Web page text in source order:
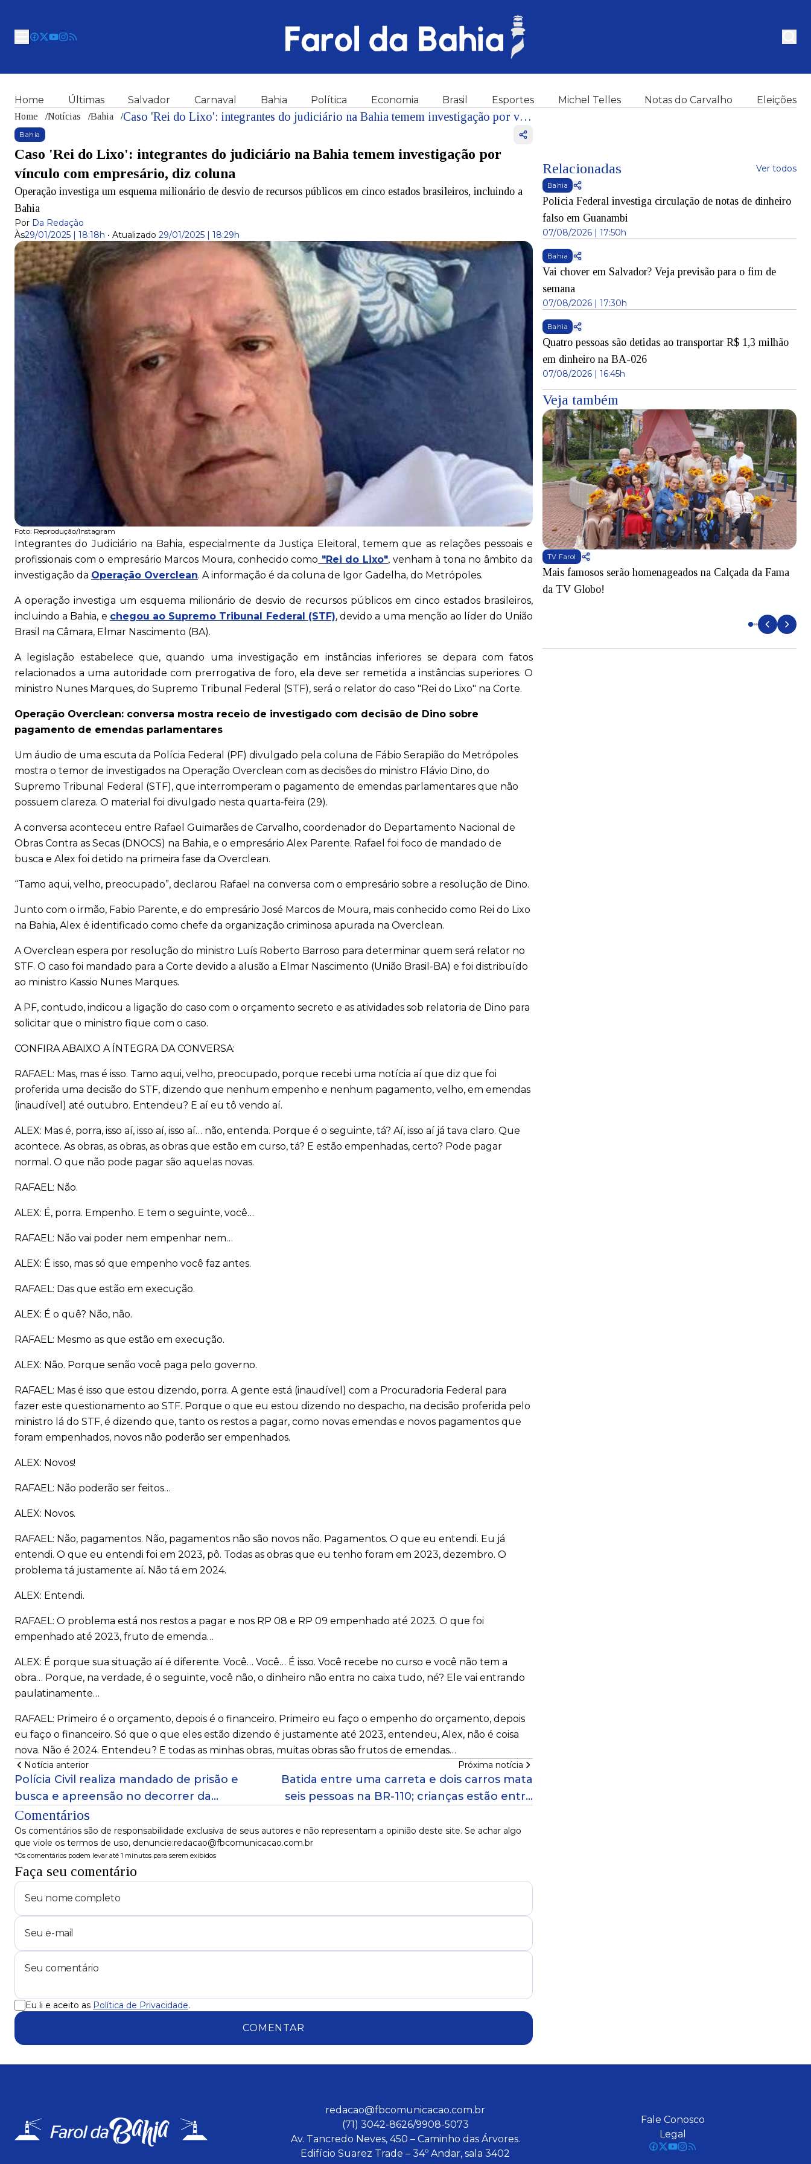
Home Últimas Salvador Carnaval Bahia Política Economia Brasil Esportes Michel Telles Notas do Carvalho Eleições
Home /Notícias /Bahia / Caso 'Rei do Lixo': integrantes do judiciário na Bahia temem investigação por vínculo com empresário, diz coluna
Bahia
Caso 'Rei do Lixo': integrantes do judiciário na Bahia temem investigação por
vínculo com empresário, diz coluna
Operação investiga um esquema milionário de desvio de recursos públicos em cinco estados brasileiros, incluindo a
Bahia
Por Da Redação
Às29/01/2025 | 18:18h • Atualizado 29/01/2025 | 18:29h
Foto: Reprodução/Instagram
Integrantes do Judiciário na Bahia, especialmente da Justiça Eleitoral, temem que as relações pessoais e
profissionais com o empresário Marcos Moura, conhecido como "Rei do Lixo", venham à tona no âmbito da
investigação da Operação Overclean. A informação é da coluna de Igor Gadelha, do Metrópoles.
A operação investiga um esquema milionário de desvio de recursos públicos em cinco estados brasileiros,
incluindo a Bahia, e chegou ao Supremo Tribunal Federal (STF), devido a uma menção ao líder do União
Brasil na Câmara, Elmar Nascimento (BA).
A legislação estabelece que, quando uma investigação em instâncias inferiores se depara com fatos
relacionados a uma autoridade com prerrogativa de foro, ela deve ser remetida a instâncias superiores. O
ministro Nunes Marques, do Supremo Tribunal Federal (STF), será o relator do caso "Rei do Lixo" na Corte.
Operação Overclean: conversa mostra receio de investigado com decisão de Dino sobre
pagamento de emendas parlamentares
Um áudio de uma escuta da Polícia Federal (PF) divulgado pela coluna de Fábio Serapião do Metrópoles
mostra o temor de investigados na Operação Overclean com as decisões do ministro Flávio Dino, do
Supremo Tribunal Federal (STF), que interromperam o pagamento de emendas parlamentares que não
possuem clareza. O material foi divulgado nesta quarta-feira (29).
A conversa aconteceu entre Rafael Guimarães de Carvalho, coordenador do Departamento Nacional de
Obras Contra as Secas (DNOCS) na Bahia, e o empresário Alex Parente. Rafael foi foco de mandado de
busca e Alex foi detido na primeira fase da Overclean.
“Tamo aqui, velho, preocupado”, declarou Rafael na conversa com o empresário sobre a resolução de Dino.
Junto com o irmão, Fabio Parente, e do empresário José Marcos de Moura, mais conhecido como Rei do Lixo
na Bahia, Alex é identificado como chefe da organização criminosa apurada na Overclean.
A Overclean espera por resolução do ministro Luís Roberto Barroso para determinar quem será relator no
STF. O caso foi mandado para a Corte devido a alusão a Elmar Nascimento (União Brasil-BA) e foi distribuído
ao ministro Kassio Nunes Marques.
A PF, contudo, indicou a ligação do caso com o orçamento secreto e as atividades sob relatoria de Dino para
solicitar que o ministro fique com o caso.
CONFIRA ABAIXO A ÍNTEGRA DA CONVERSA:
RAFAEL: Mas, mas é isso. Tamo aqui, velho, preocupado, porque recebi uma notícia aí que diz que foi
proferida uma decisão do STF, dizendo que nenhum empenho e nenhum pagamento, velho, em emendas
(inaudível) até outubro. Entendeu? E aí eu tô vendo aí.
ALEX: Mas é, porra, isso aí, isso aí, isso aí… não, entenda. Porque é o seguinte, tá? Aí, isso aí já tava claro. Que
acontece. As obras, as obras, as obras que estão em curso, tá? E estão empenhadas, certo? Pode pagar
normal. O que não pode pagar são aquelas novas.
RAFAEL: Não.
ALEX: É, porra. Empenho. E tem o seguinte, você…
RAFAEL: Não vai poder nem empenhar nem…
ALEX: É isso, mas só que empenho você faz antes.
RAFAEL: Das que estão em execução.
ALEX: É o quê? Não, não.
RAFAEL: Mesmo as que estão em execução.
ALEX: Não. Porque senão você paga pelo governo.
RAFAEL: Mas é isso que estou dizendo, porra. A gente está (inaudível) com a Procuradoria Federal para
fazer este questionamento ao STF. Porque o que eu estou dizendo no despacho, na decisão proferida pelo
ministro lá do STF, é dizendo que, tanto os restos a pagar, como novas emendas e novos pagamentos que
foram empenhados, novos não poderão ser empenhados.
ALEX: Novos!
RAFAEL: Não poderão ser feitos…
ALEX: Novos.
RAFAEL: Não, pagamentos. Não, pagamentos não são novos não. Pagamentos. O que eu entendi. Eu já
entendi. O que eu entendi foi em 2023, pô. Todas as obras que eu tenho foram em 2023, dezembro. O
problema tá justamente aí. Não tá em 2024.
ALEX: Entendi.
RAFAEL: O problema está nos restos a pagar e nos RP 08 e RP 09 empenhado até 2023. O que foi
empenhado até 2023, fruto de emenda…
ALEX: É porque sua situação aí é diferente. Você… Você… É isso. Você recebe no curso e você não tem a
obra… Porque, na verdade, é o seguinte, você não, o dinheiro não entra no caixa tudo, né? Ele vai entrando
paulatinamente…
RAFAEL: Primeiro é o orçamento, depois é o financeiro. Primeiro eu faço o empenho do orçamento, depois
eu faço o financeiro. Só que o que eles estão dizendo é justamente até 2023, entendeu, Alex, não é coisa
nova. Não é 2024. Entendeu? E todas as minhas obras, muitas obras são frutos de emendas…
Notícia anterior
Polícia Civil realiza mandado de prisão e
busca e apreensão no decorrer da
Operação Vastata
Próxima notícia
Batida entre uma carreta e dois carros mata
seis pessoas na BR-110; crianças estão entre
Comentários
Os comentários são de responsabilidade exclusiva de seus autores e não representam a opinião deste site. Se achar algo
que viole os termos de uso, denuncie:redacao@fbcomunicacao.com.br
*Os comentários podem levar até 1 minutos para serem exibidos
Faça seu comentário
Eu li e aceito as Política de Privacidade.
COMENTAR
Relacionadas Ver todos
Bahia
Polícia Federal investiga circulação de notas de dinheiro
falso em Guanambi
07/08/2026 | 17:50h
Bahia
Vai chover em Salvador? Veja previsão para o fim de
semana
07/08/2026 | 17:30h
Bahia
Quatro pessoas são detidas ao transportar R$ 1,3 milhão
em dinheiro na BA-026
07/08/2026 | 16:45h
Veja também
TV Farol
Mais famosos serão homenageados na Calçada da Fama
da TV Globo!
redacao@fbcomunicacao.com.br
(71) 3042-8626/9908-5073
Av. Tancredo Neves, 450 – Caminho das Árvores.
Edifício Suarez Trade – 34º Andar, sala 3402
Fale Conosco
Legal